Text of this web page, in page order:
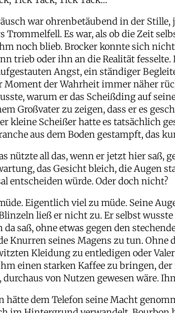
war ohrenbetäubend in der
Trommelfell. Es war, als ob die Zeit
noch blieb. Brocker konnte sich
trieb oder ihn an die Realität
Angst, ein ständiger
Moment der Wahrheit immer näher
warum er das Scheißding auf
Großvater zu zeigen, dass er es
kleine Scheißer hatte es tatsächlich
aus dem Boden gestampft, das
nützte all das, wenn er jetzt hier saß,
das Gesicht bleich, die Augen
entscheiden würde. Oder doch nicht?
Eigentlich viel zu müde. Seine
ließ er nicht zu. Er selbst
da saß, ohne etwas gegen den
Knurren seines Magens zu tun. Ohne
Kleidung zu entledigen oder
einen starken Kaffee zu bringen,
durchaus von Nutzen gewesen wäre.
hätte dem Telefon seine Macht